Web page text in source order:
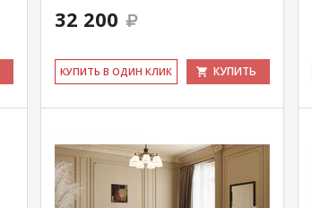
32 200
КУ­ПИТЬ В ОДИН КЛИК КУПИТЬ